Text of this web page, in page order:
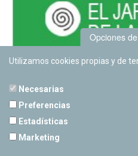
Opciones
Utilizamos cookies propias y de
Necesarias
Preferencias
Estadísticas
Marketing